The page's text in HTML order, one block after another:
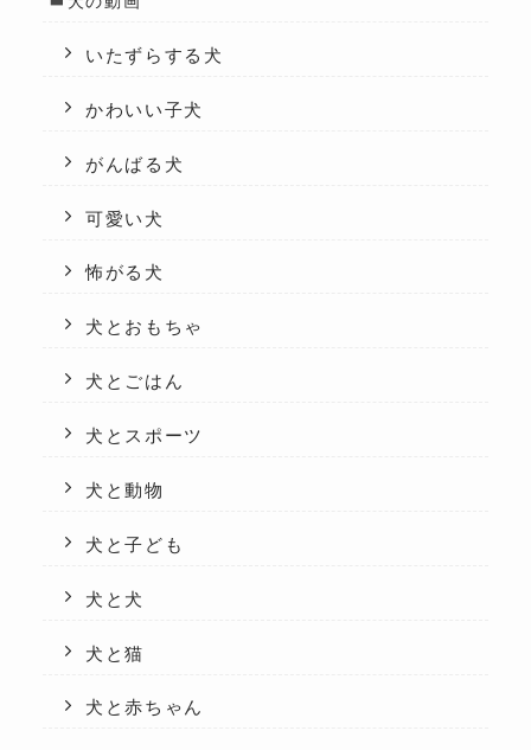
いたずらする犬
かわいい子犬
がんばる犬
可愛い犬
怖がる犬
犬とおもちゃ
犬とごはん
犬とスポーツ
犬と動物
犬と子ども
犬と犬
犬と猫
犬と赤ちゃん